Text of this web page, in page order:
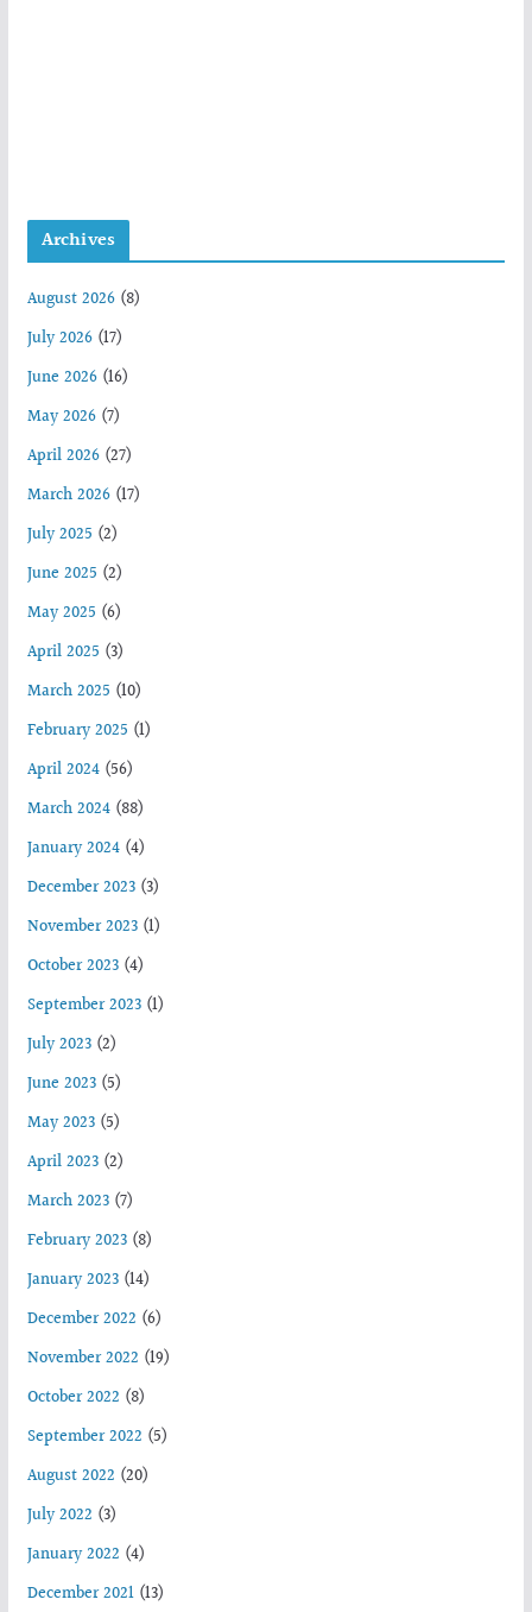
Archives
August 2026(8)
July 2026(17)
June 2026(16)
May 2026(7)
April 2026(27)
March 2026(17)
July 2025 (2)
June 2025 (2)
May 2025 (6)
April 2025 (3)
March 2025 (10)
February 2025 (1)
April 2024(56)
March 2024(88)
January 2024(4)
December 2023(3)
November 2023(1)
October 2023(4)
September 2023(1)
July 2023(2)
June 2023(5)
May 2023(5)
April 2023(2)
March 2023(7)
February 2023(8)
January 2023(14)
December 2022 (6)
November 2022 (19)
October 2022 (8)
September 2022 (5)
August 2022 (20)
July 2022 (3)
January 2022 (4)
December 2021(13)